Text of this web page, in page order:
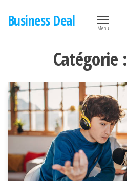
Business Deal Menu
Catégorie :